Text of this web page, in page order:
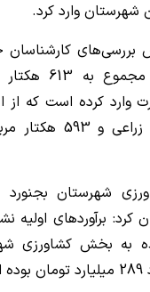
شهرستان وارد کرد.
بررسی‌های کارشناسان
پدیده جوی
مربوط به اراضی
شهرستان بجنورد
کرد: برآوردهای
به بخش کشاورزی